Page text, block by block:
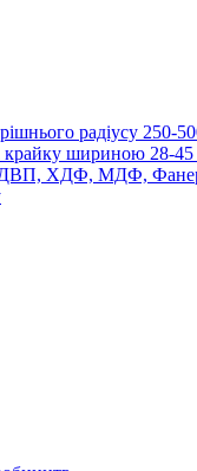
радіусу 250-
крайку шириною 28-
(ДВП, ХДФ, МДФ,